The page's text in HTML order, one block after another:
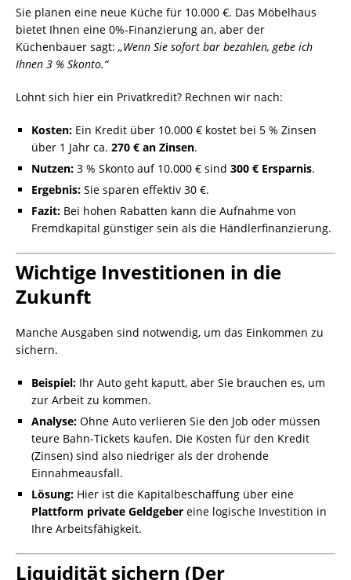
Sie planen eine neue Küche für 10.000 €. Das Möbelhaus
bietet Ihnen eine 0%-Finanzierung an, aber der
Küchenbauer sagt: „Wenn Sie sofort bar bezahlen, gebe ich
Ihnen 3 % Skonto.“
Lohnt sich hier ein Privatkredit? Rechnen wir nach:
Kosten: Ein Kredit über 10.000 € kostet bei 5 % Zinsen
über 1 Jahr ca. 270 € an Zinsen.
Nutzen: 3 % Skonto auf 10.000 € sind 300 € Ersparnis.
Ergebnis: Sie sparen effektiv 30 €.
Fazit: Bei hohen Rabatten kann die Aufnahme von
Fremdkapital günstiger sein als die Händlerfinanzierung.
Wichtige Investitionen in die
Zukunft
Manche Ausgaben sind notwendig, um das Einkommen zu
sichern.
Beispiel: Ihr Auto geht kaputt, aber Sie brauchen es, um
zur Arbeit zu kommen.
Analyse: Ohne Auto verlieren Sie den Job oder müssen
teure Bahn-Tickets kaufen. Die Kosten für den Kredit
(Zinsen) sind also niedriger als der drohende
Einnahmeausfall.
Lösung: Hier ist die Kapitalbeschaffung über eine
Plattform private Geldgeber eine logische Investition in
Ihre Arbeitsfähigkeit.
Liquidität sichern (Der